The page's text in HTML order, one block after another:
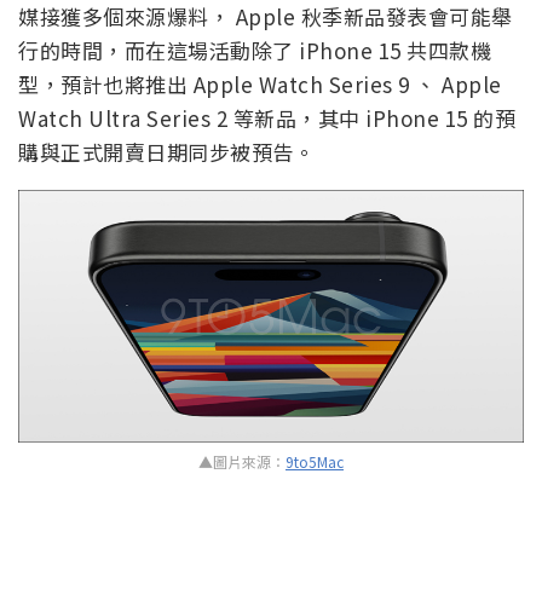
媒接獲多個來源爆料， Apple 秋季新品發表會可能舉
行的時間，而在這場活動除了 iPhone 15 共四款機
型，預計也將推出 Apple Watch Series 9 、 Apple
Watch Ultra Series 2 等新品，其中 iPhone 15 的預
購與正式開賣日期同步被預告。
▲圖片來源： 9to5Mac